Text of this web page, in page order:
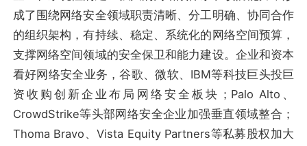
成了围绕网络安全领域职责清晰、分工明确、协同合作
的组织架构，有持续、稳定、系统化的网络空间预算，
支撑网络空间领域的安全保卫和能力建设。企业和资本
看好网络安全业务，谷歌、微软、IBM等科技巨头投巨
资收购创新企业布局网络安全板块；Palo Alto、
CrowdStrike等头部网络安全企业加强垂直领域整合；
Thoma Bravo、Vista Equity Partners等私募股权加大